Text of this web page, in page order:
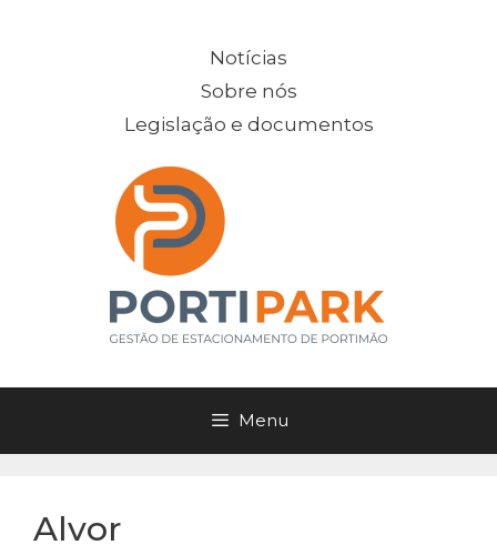
Notícias
Sobre nós
Legislação e documentos
Menu
Alvor